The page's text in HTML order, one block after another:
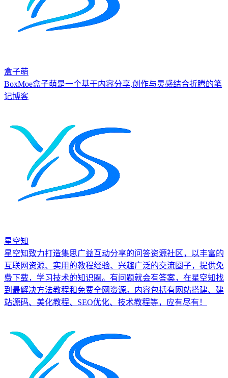
盒子萌
BoxMoe盒子萌是一个基于内容分享,创作与灵感结合折腾的笔
记博客
星空知
星空知致力打造集思广益互动分享的问答资源社区，以丰富的
互联网资源、实用的教程经验、兴趣广泛的交流圈子，提供免
费下载，学习技术的知识圈。有问题就会有答案，在星空知找
到最解决方法教程和免费全网资源。内容包括有网站搭建、建
站源码、美化教程、SEO优化、技术教程等，应有尽有！